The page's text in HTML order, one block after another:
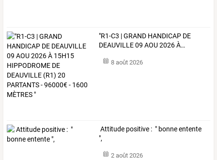
"R1-C3 |GRAND HANDICAP DE
DEAUVILLE09 AOU2026À…
8 août 2026
Attitude positive : " bonne entente
",
2 août 2026